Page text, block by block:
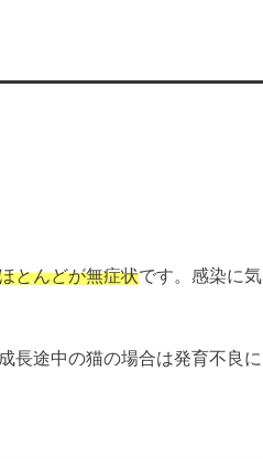
とんどが無症状です。感染に気
長途中の猫の場合は発育不良に